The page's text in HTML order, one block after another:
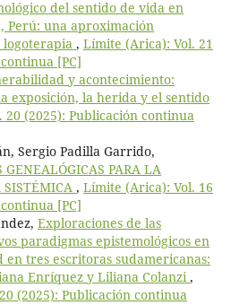
del sentido de vida en
Perú: una aproximación
logoterapia , Límite (Arica): Vol. 21
[PC]
y acontecimiento:
exposición, la herida y el sentido
(2025): Publicación continua
Sergio Padilla Garrido,
GENEALÓGICAS PARA LA
SISTÉMICA , Límite (Arica): Vol. 16
[PC]
Exploraciones de las
paradigmas epistemológicos en
tres escritoras sudamericanas:
Enríquez y Liliana Colanzi,
(2025): Publicación continua